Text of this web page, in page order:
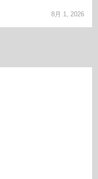
8月 1, 2026